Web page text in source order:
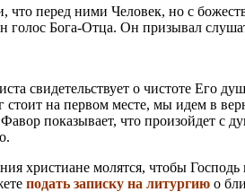
что перед ними Человек, но с
голос Бога-Отца. Он призывал
свидетельствует о чистоте Его
стоит на первом месте, мы идем в
показывает, что произойдет с
христиане молятся, чтобы
подать записку на литургию о